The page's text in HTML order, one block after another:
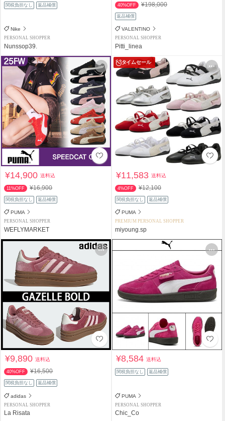
関税負担なし 返品補償
Nike
PERSONAL SHOPPER
Nunssop39.
40%OFF ¥198,000
返品補償
VALENTINO
PERSONAL SHOPPER
Pitti_linea
¥14,900送料込
11%OFF ¥16,900
関税負担なし 返品補償
PUMA
PERSONAL SHOPPER
WEFLYMARKET
タイムセール
¥11,583送料込
4%OFF ¥12,100
関税負担なし 返品補償
PUMA
PREMIUM PERSONAL SHOPPER
miyoung.sp
¥9,890送料込
40%OFF ¥16,500
関税負担なし 返品補償
adidas
PERSONAL SHOPPER
La Risata
¥8,584送料込
関税負担なし 返品補償
PUMA
PERSONAL SHOPPER
Chic_Co